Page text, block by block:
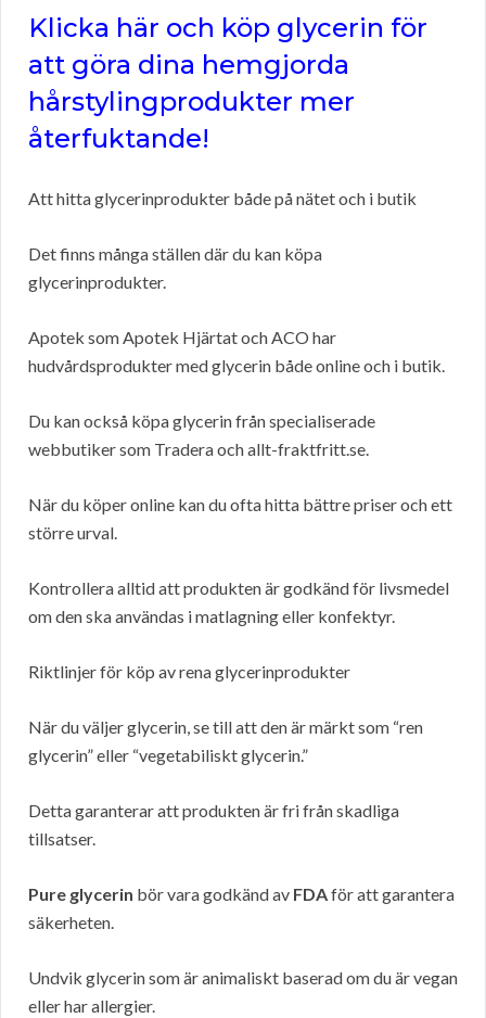
Klicka här och köp glycerin för
att göra dina hemgjorda
hårstylingprodukter mer
återfuktande!
Att hitta glycerinprodukter både på nätet och i butik
Det finns många ställen där du kan köpa
glycerinprodukter.
Apotek som Apotek Hjärtat och ACO har
hudvårdsprodukter med glycerin både online och i butik.
Du kan också köpa glycerin från specialiserade
webbutiker som Tradera och allt-fraktfritt.se.
När du köper online kan du ofta hitta bättre priser och ett
större urval.
Kontrollera alltid att produkten är godkänd för livsmedel
om den ska användas i matlagning eller konfektyr.
Riktlinjer för köp av rena glycerinprodukter
När du väljer glycerin, se till att den är märkt som “ren
glycerin” eller “vegetabiliskt glycerin.”
Detta garanterar att produkten är fri från skadliga
tillsatser.
Pure glycerin bör vara godkänd av FDAför att garantera
säkerheten.
Undvik glycerin som är animaliskt baserad om du är vegan
eller har allergier.